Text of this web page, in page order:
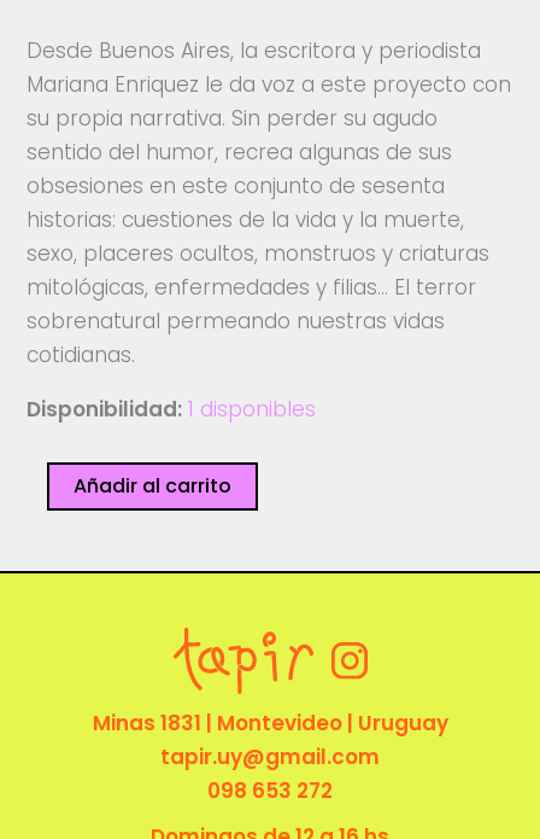
Desde Buenos Aires, la escritora y periodista
Mariana Enriquez le da voz a este proyecto con
su propia narrativa. Sin perder su agudo
sentido del humor, recrea algunas de sus
obsesiones en este conjunto de sesenta
historias: cuestiones de la vida y la muerte,
sexo, placeres ocultos, monstruos y criaturas
mitológicas, enfermedades y filias… El terror
sobrenatural permeando nuestras vidas
cotidianas.
Disponibilidad: 1 disponibles
año
la
Añadir al carrito
Minas 1831 | Montevideo | Uruguay
tapir.uy@gmail.com
098 653 272